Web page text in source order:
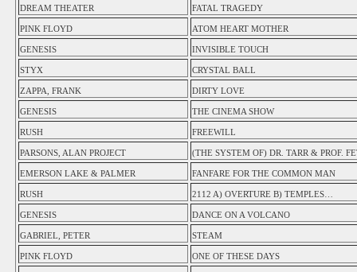
DREAM THEATER FATAL TRAGEDY
PINK FLOYD ATOM HEART MOTHER
GENESIS INVISIBLE TOUCH
STYX CRYSTAL BALL
ZAPPA, FRANK DIRTY LOVE
GENESIS THE CINEMA SHOW
RUSH FREEWILL
PARSONS, ALAN PROJECT (THE SYSTEM OF) DR. TARR & PROF.
EMERSON LAKE & PALMER FANFARE FOR THE COMMON MAN
RUSH 2112 A) OVERTURE B) TEMPLES…
GENESIS DANCE ON A VOLCANO
GABRIEL, PETER STEAM
PINK FLOYD ONE OF THESE DAYS